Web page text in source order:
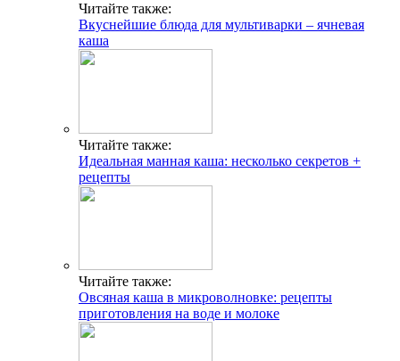
Читайте также:
Вкуснейшие блюда для мультиварки – ячневая
каша
Читайте также:
Идеальная манная каша: несколько секретов +
рецепты
Читайте также:
Овсяная каша в микроволновке: рецепты
приготовления на воде и молоке